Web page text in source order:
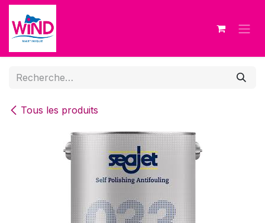
Se rendre au contenu
Tous les produits